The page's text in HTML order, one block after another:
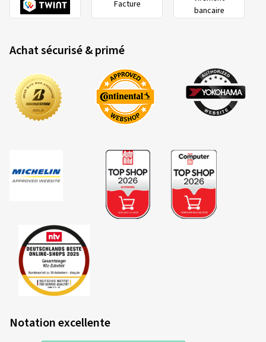
Facture
bancaire
Achat sécurisé & primé
Notation excellente